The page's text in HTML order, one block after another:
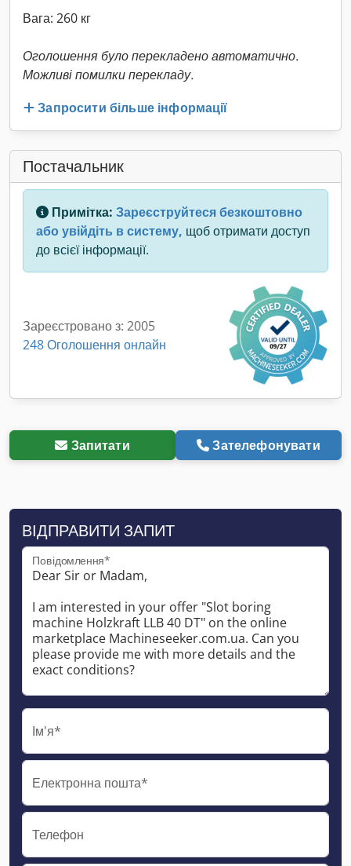
Вага: 260 кг
Оголошення було перекладено автоматично.
Можливі помилки перекладу.
Запросити більше інформації
Постачальник
Примітка: Зареєструйтеся безкоштовно
або увійдіть в систему, щоб отримати доступ
до всієї інформації.
Зареєстровано з: 2005
248 Оголошення онлайн
Запитати Зателефонувати
ВІДПРАВИТИ ЗАПИТ
Повідомлення*
Ім'я*
Електронна пошта*
Телефон